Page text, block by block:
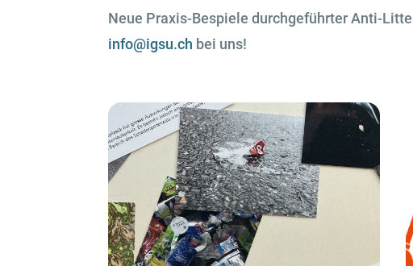
Neue Praxis-Bespiele durchgeführter Anti-
info@igsu.ch bei uns!